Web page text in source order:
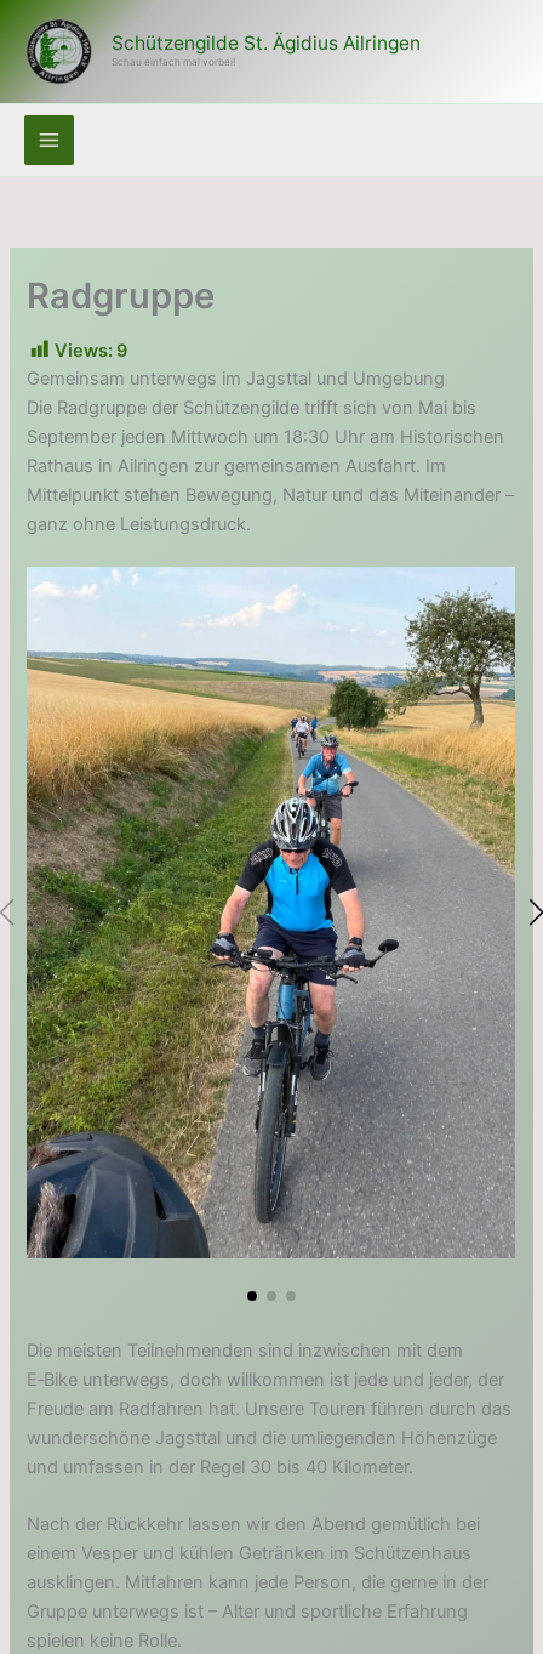
Inhalt
springen
Schützengilde St. Ägidius Ailringen
Schau einfach mal vorbei!
Radgruppe
Views: 9
Gemeinsam unterwegs im Jagsttal und Umgebung
Die Radgruppe der Schützengilde trifft sich von Mai bis
September jeden Mittwoch um 18:30 Uhr am Historischen
Rathaus in Ailringen zur gemeinsamen Ausfahrt. Im
Mittelpunkt stehen Bewegung, Natur und das Miteinander –
ganz ohne Leistungsdruck.
Die meisten Teilnehmenden sind inzwischen mit dem
E‑Bike unterwegs, doch willkommen ist jede und jeder, der
Freude am Radfahren hat. Unsere Touren führen durch das
wunderschöne Jagsttal und die umliegenden Höhenzüge
und umfassen in der Regel 30 bis 40 Kilometer.
Nach der Rückkehr lassen wir den Abend gemütlich bei
einem Vesper und kühlen Getränken im Schützenhaus
ausklingen. Mitfahren kann jede Person, die gerne in der
Gruppe unterwegs ist – Alter und sportliche Erfahrung
spielen keine Rolle.